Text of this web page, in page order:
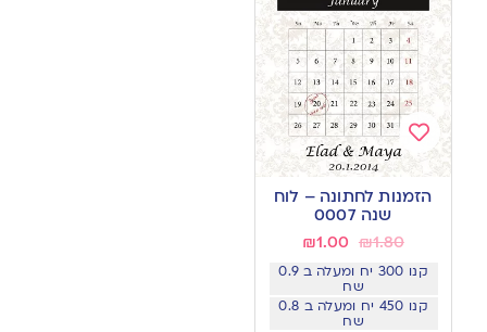
Add
to
wishlist
הזמנות לחתונה – לוח
שנה 0007
₪1.80
₪1.00
קנו 300 יח ומעלה ב 0.9
שח
קנו 450 יח ומעלה ב 0.8
שח